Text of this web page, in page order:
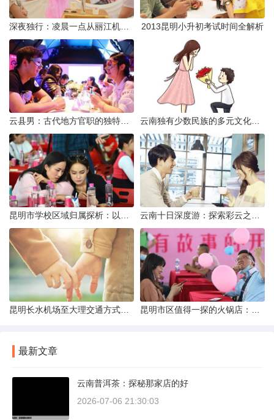
2013昆明小升初考试时间全解析
最新文章
云南普洱茶：探秘那家店的好
2026-07-06 21:30:03